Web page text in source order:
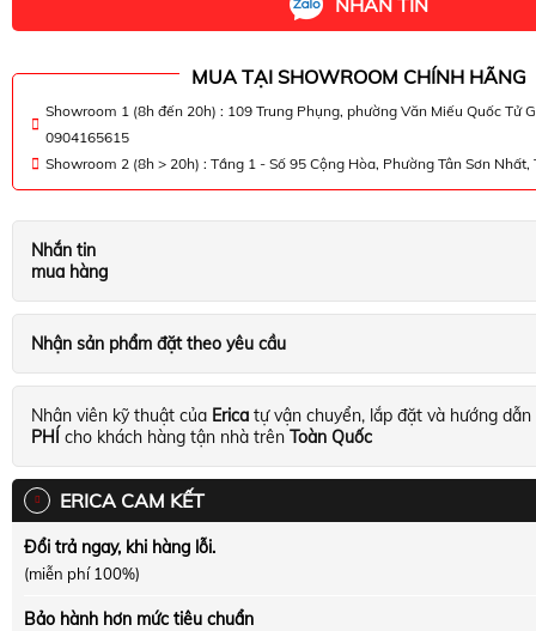
NHẮN TIN
MUA TẠI SHOWROOM CHÍNH HÃNG
Showroom 1 (8h đến 20h) : 109 Trung Phụng, phường Văn Miếu Quốc Tử
0904165615
Showroom 2 (8h > 20h) : Tầng 1 - Số 95 Cộng Hòa, Phường Tân Sơn Nhất,
Nhắn tin
mua hàng
Nhận sản phẩm đặt theo yêu cầu
Nhân viên kỹ thuật của Erica tự vận chuyển, lắp đặt và hướng dẫn
PHÍ cho khách hàng tận nhà trên Toàn Quốc
ERICA CAM KẾT
Đổi trả ngay, khi hàng lỗi.
(miễn phí 100%)
Bảo hành hơn mức tiêu chuẩn